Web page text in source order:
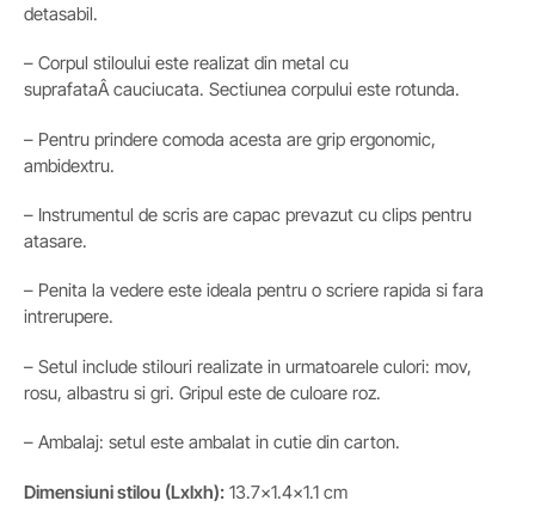
detasabil.
– Corpul stiloului este realizat din metal cu
suprafataÂ cauciucata. Sectiunea corpului este rotunda.
– Pentru prindere comoda acesta are grip ergonomic,
ambidextru.
– Instrumentul de scris are capac prevazut cu clips pentru
atasare.
– Penita la vedere este ideala pentru o scriere rapida si fara
intrerupere.
– Setul include stilouri realizate in urmatoarele culori: mov,
rosu, albastru si gri. Gripul este de culoare roz.
– Ambalaj: setul este ambalat in cutie din carton.
Dimensiuni stilou (Lxlxh): 13.7×1.4×1.1 cm